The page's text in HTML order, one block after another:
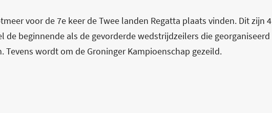
voor de 7e keer de Twee landen Regatta plaats vinden. Dit zijn 4
beginnende als de gevorderde wedstrijdzeilers die georganiseerd
Tevens wordt om de Groninger Kampioenschap gezeild.